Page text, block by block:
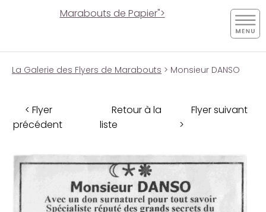
Marabouts de Papier">
La Galerie des Flyers de Marabouts > Monsieur DANSO
< Flyer
précédent
Retour à la
liste
Flyer suivant
>